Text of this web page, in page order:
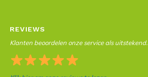
REVIEWS
Klanten beoordelen onze service als uitstekend.